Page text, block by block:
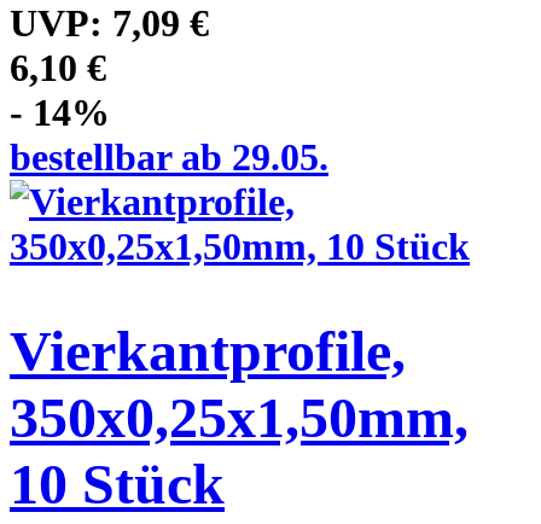
UVP: 7,09 €
6,10 €
- 14%
bestellbar ab 29.05.
Vierkantprofile,
350x0,25x1,50mm,
10 Stück